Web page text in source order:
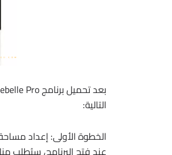
التالية:
الخطوة الأولى: إعداد
عند فتح البرنامج، سيُطلب